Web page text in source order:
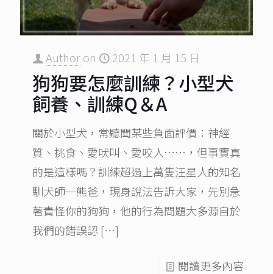
Authoron 2021 年 1 月 15 日
狗狗要怎麼訓練？小型犬
飼養、訓練Q＆A
關於小型犬，常聽聞某些負面評價：神經
質、挑食、愛吠叫、愛咬人……，但事實真
的是這樣嗎？訓練超過上萬隻汪星人的知名
馴犬師─熊爸，現身說法告訴大家，先別急
著責怪你的狗狗，他的行為問題大多源自於
我們的錯誤認 […]
閱讀更多內容